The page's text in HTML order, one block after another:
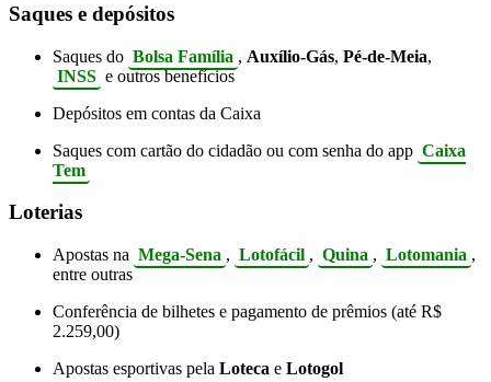
Saques e depósitos
Saques do Bolsa Família , Auxílio-Gás, Pé-de-Meia,
INSS e outros benefícios
Depósitos em contas da Caixa
Saques com cartão do cidadão ou com senha do app Caixa
Tem
Loterias
Apostas na Mega-Sena , Lotofácil , Quina , Lotomania ,
entre outras
Conferência de bilhetes e pagamento de prêmios (até R$
2.259,00)
Apostas esportivas pela Loteca e Lotogol